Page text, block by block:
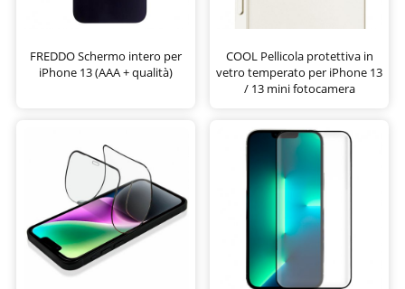
FREDDO Schermo intero per
iPhone 13 (AAA + qualità)
COOL Pellicola protettiva in
vetro temperato per iPhone 13
/ 13 mini fotocamera